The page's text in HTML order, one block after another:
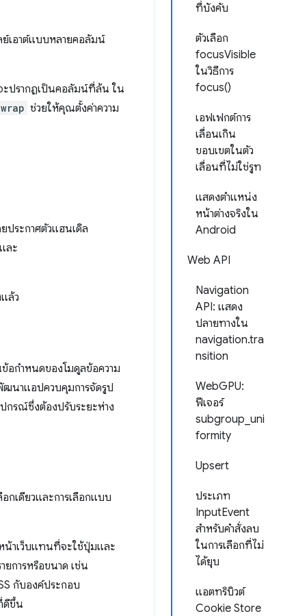
ที่บังคับ
ตัวเลือก
focusVisible
ในวิธีการ
focus()
เอฟเฟกต์การ
เลื่อนเกิน
ขอบเขตในตัว
เลื่อนที่ไม่ใช่รูท
แสดงตำแหน่ง
หน้าต่างจริงใน
Android
Web API
Navigation
API: แสดง
ปลายทางใน
navigation.tra
nsition
WebGPU:
ฟีเจอร์
subgroup_uni
formity
Upsert
ประเภท
InputEvent
สำหรับคำสั่งลบ
ในการเลือกที่ไม่
ได้ยุบ
แอตทริบิวต์
Cookie Store
ย์เอาต์แบบหลายคอลัมน์
ะปรากฏเป็นคอลัมน์ที่ล้น ใน
ช่วยให้คุณตั้งค่าความ
ประกาศตัวแฮนเดิล
และ
ล้ว
อกำหนดของโมดูลข้อความ
ฒนาแอปควบคุมการจัดรูป
กรณ์ซึ่งต้องปรับระยะห่าง
กเดียวและการเลือกแบบ
น้าเว็บแทนที่จะใช้ปุ่มและ
การหรือขนาด เช่น
กับองค์ประกอบ
ดีขึ้น